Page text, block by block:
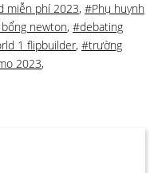
miễn phí 2023, #Phụ huynh
newton, #debating
1 flipbuilder, #trường
2023,